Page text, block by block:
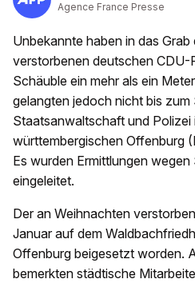
Agence France Presse
Unbekannte haben in das
verstorbenen deutschen CDU-
Schäuble ein mehr als ein
gelangten jedoch nicht bis zum
Staatsanwaltschaft und Polizei
württembergischen Offenburg
Es wurden Ermittlungen
eingeleitet.
Der an Weihnachten
Januar auf dem
Offenburg beigesetzt worden.
bemerkten städtische